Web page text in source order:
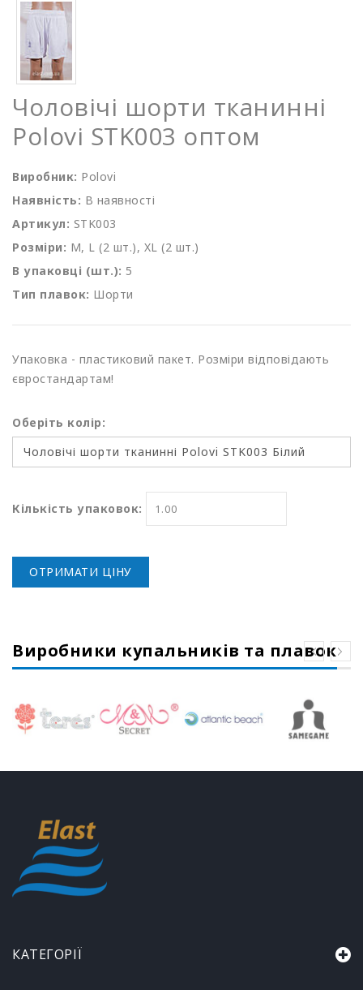
Чоловічі шорти тканинні
Polovi STK003 оптом
Виробник: Polovi
Наявність: В наявності
Артикул: STK003
Розміри: M, L (2 шт.), XL (2 шт.)
В упаковці (шт.): 5
Тип плавок: Шорти
Упаковка - пластиковий пакет. Розміри відповідають
євростандартам!
Оберіть колір:
Кількість упаковок:
ОТРИМАТИ ЦІНУ
Виробники купальників та плавок
КАТЕГОРІЇ